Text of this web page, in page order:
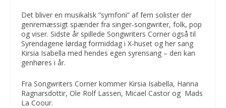
Det bliver en musikalsk ”symfoni” af fem solister der
genremæssigt spænder fra singer-songwriter, folk, pop
og viser. Sidste år spillede Songwriters Corner også til
Syrendagene lørdag formiddag i X-huset og her sang
Kirsia Isabella med hendes egen syrensang – den kan
genhøres i år.
Fra Songwriters Corner kommer Kirsia Isabella, Hanna
Ragnarsdottir, Ole Rolf Lassen, Micael Castor og Mads
La Coour.